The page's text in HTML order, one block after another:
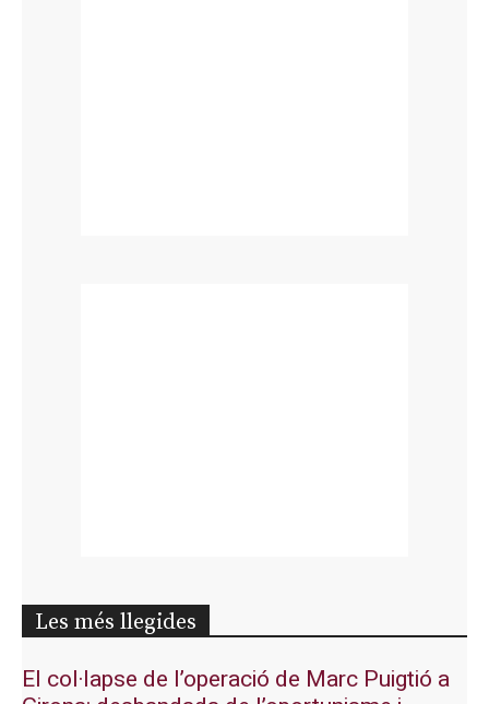
Les més llegides
El col·lapse de l’operació de Marc Puigtió a